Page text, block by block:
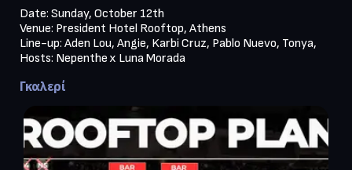
Date: Sunday, October 12th
Venue: President Hotel Rooftop, Athens
Line-up: Aden Lou, Angie, Karbi Cruz, Pablo Nuevo, Tonya,
Hosts: Nepenthe x Luna Morada
Γκαλερί